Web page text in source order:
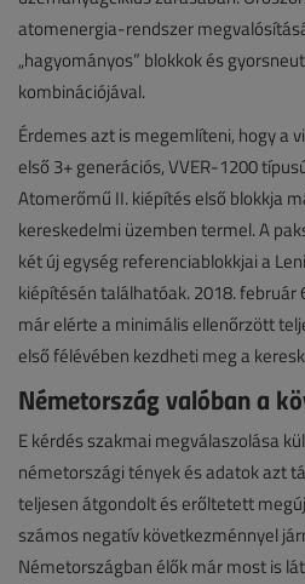
atomenergia-rendszer
„hagyományos” blokkok és
kombinációjával.
Érdemes azt is megemlíteni, hogy a
első 3+ generációs, VVER-1200
Atomerőmű II. kiépítés első blokkja
kereskedelmi üzemben termel. A
két új egység referenciablokkjai a
kiépítésén találhatóak. 2018.
már elérte a minimális ellenőrzött
első félévében kezdheti meg a
Németország valóban a
E kérdés szakmai megválaszolása
németországi tények és adatok azt
teljesen átgondolt és erőltetett
számos negatív következménnyel
Németországban élők már most is